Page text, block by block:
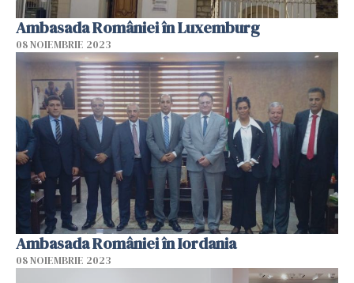
Ambasada României în Luxemburg
08 NOIEMBRIE 2023
Ambasada României în Iordania
08 NOIEMBRIE 2023